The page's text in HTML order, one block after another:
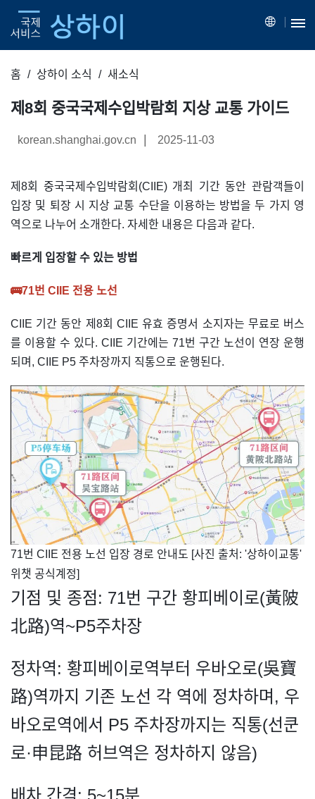
홈 상하이 소식 새소식
제8회 중국국제수입박람회 지상 교통 가이드
korean.shanghai.gov.cn | 2025-11-03
제8회 중국국제수입박람회(CIIE) 개최 기간 동안 관람객들이
입장 및 퇴장 시 지상 교통 수단을 이용하는 방법을 두 가지 영
역으로 나누어 소개한다. 자세한 내용은 다음과 같다.
빠르게 입장할 수 있는 방법
🚌71번 CIIE 전용 노선
CIIE 기간 동안 제8회 CIIE 유효 증명서 소지자는 무료로 버스
를 이용할 수 있다. CIIE 기간에는 71번 구간 노선이 연장 운행
되며, CIIE P5 주차장까지 직통으로 운행된다.
​71번 CIIE 전용 노선 입장 경로 안내도 [사진 출처: '상하이교통'
위챗 공식계정]
기점 및 종점: 71번 구간 황피베이로(黃陂
北路)역~P5주차장
정차역: 황피베이로역부터 우바오로(吳寶
路)역까지 기존 노선 각 역에 정차하며, 우
바오로역에서 P5 주차장까지는 직통(선쿤
로·申昆路 허브역은 정차하지 않음)